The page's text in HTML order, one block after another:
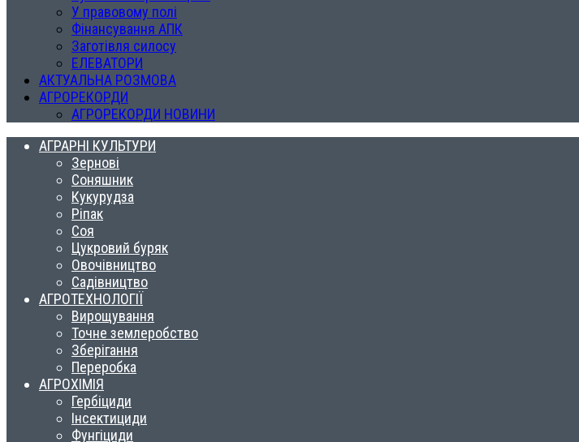
У правовому полі
Фінансування АПК
Заготівля силосу
ЕЛЕВАТОРИ
АКТУАЛЬНА РОЗМОВА
АГРОРЕКОРДИ
АГРОРЕКОРДИ НОВИНИ
АГРАРНІ КУЛЬТУРИ
Зернові
Соняшник
Кукурудза
Ріпак
Соя
Цукровий буряк
Овочівництво
Садівництво
АГРОТЕХНОЛОГІЇ
Вирощування
Точне землеробство
Зберігання
Переробка
АГРОХІМІЯ
Гербіциди
Інсектициди
Фунгіциди